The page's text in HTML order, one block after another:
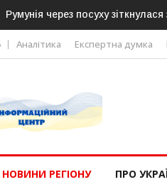
Румунія через посуху
Аналітика Експертна думка
НОВИНИ РЕГІОНУ ПРО